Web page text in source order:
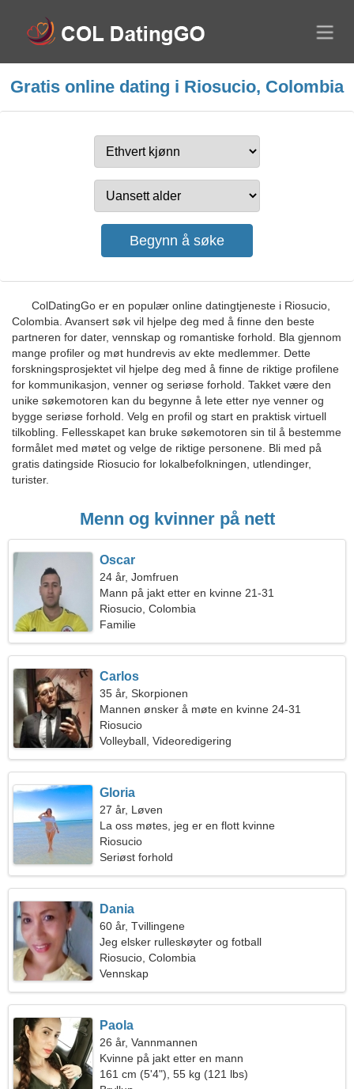
Gratis online dating i Riosucio, Colombia
ColDatingGo er en populær online datingtjeneste i Riosucio,
Colombia. Avansert søk vil hjelpe deg med å finne den beste
partneren for dater, vennskap og romantiske forhold. Bla gjennom
mange profiler og møt hundrevis av ekte medlemmer. Dette
forskningsprosjektet vil hjelpe deg med å finne de riktige profilene
for kommunikasjon, venner og seriøse forhold. Takket være den
unike søkemotoren kan du begynne å lete etter nye venner og
bygge seriøse forhold. Velg en profil og start en praktisk virtuell
tilkobling. Fellesskapet kan bruke søkemotoren sin til å bestemme
formålet med møtet og velge de riktige personene. Bli med på
gratis datingside Riosucio for lokalbefolkningen, utlendinger,
turister.
Menn og kvinner på nett
Oscar
24 år, Jomfruen
Mann på jakt etter en kvinne 21-31
Riosucio, Colombia
Familie
Carlos
35 år, Skorpionen
Mannen ønsker å møte en kvinne 24-31
Riosucio
Volleyball, Videoredigering
Gloria
27 år, Løven
La oss møtes, jeg er en flott kvinne
Riosucio
Seriøst forhold
Dania
60 år, Tvillingene
Jeg elsker rulleskøyter og fotball
Riosucio, Colombia
Vennskap
Paola
26 år, Vannmannen
Kvinne på jakt etter en mann
161 cm (5'4"), 55 kg (121 lbs)